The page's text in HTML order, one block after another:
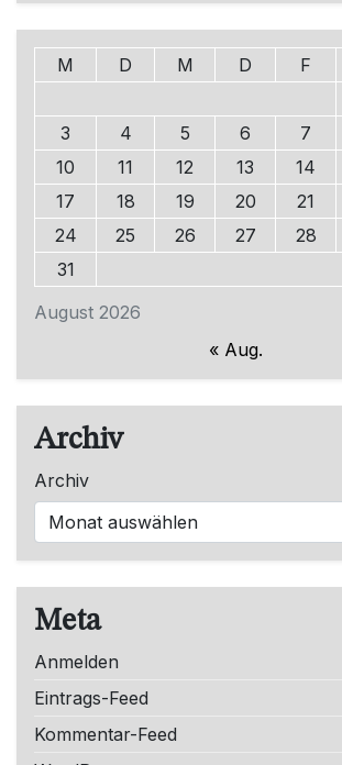
August 2026
M D M D F
3
4 5 6 7
10
11 12 13 14
17
18 19 20 21
24
25 26 27 28
31
« Aug.
Archiv
Archiv
Meta
Anmelden
Eintrags-Feed
Kommentar-Feed